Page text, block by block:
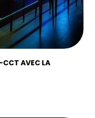
CCT AVEC LA